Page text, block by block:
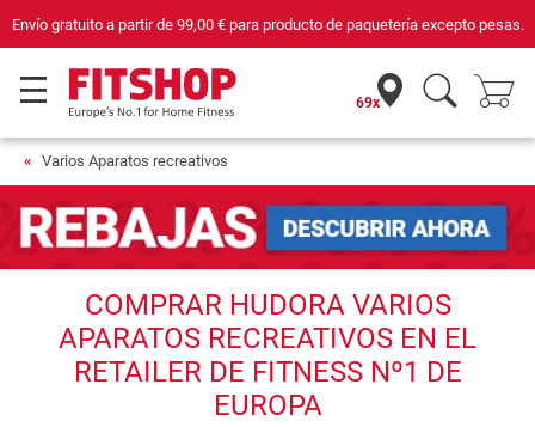
Envío gratuito a partir de 99,00 €para producto de paquetería excepto pesas.
69x
Varios Aparatos recreativos
COMPRAR HUDORA VARIOS
APARATOS RECREATIVOS EN EL
RETAILER DE FITNESS Nº1 DE
EUROPA